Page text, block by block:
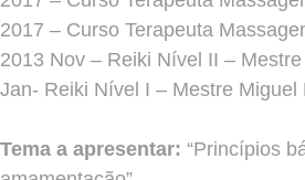
2017 – Curso Terapeuta
2013 Nov – Reiki Nível II –
Jan- Reiki Nível I – Mestre Miguel
Tema a apresentar: “Princípios